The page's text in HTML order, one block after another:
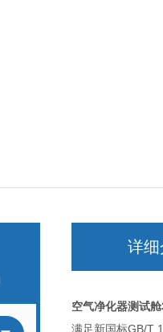
详
空气净化器测试舱
满足新国标GB/T